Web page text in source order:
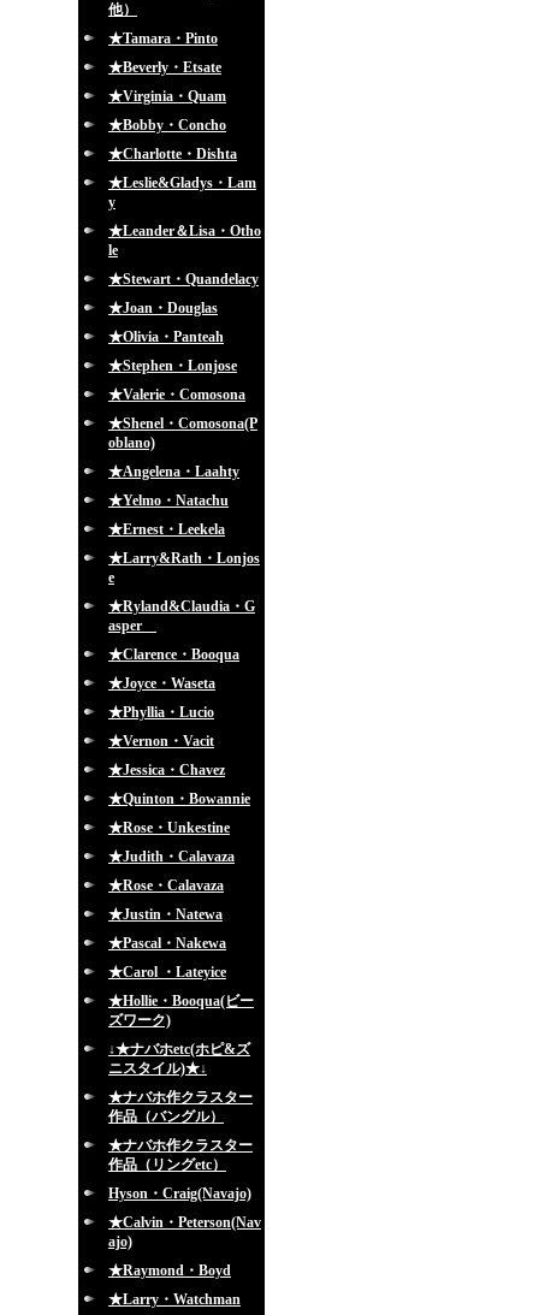
他）
★Tamara・Pinto
★Beverly・Etsate
★Virginia・Quam
★Bobby・Concho
★Charlotte・Dishta
★Leslie&Gladys・Lam
y
★Leander＆Lisa・Otho
le
★Stewart・Quandelacy
★Joan・Douglas
★Olivia・Panteah
★Stephen・Lonjose
★Valerie・Comosona
★Shenel・Comosona(P
oblano)
★Angelena・Laahty
★Yelmo・Natachu
★Ernest・Leekela
★Larry&Rath・Lonjos
e
★Ryland&Claudia・G
asper
★Clarence・Booqua
★Joyce・Waseta
★Phyllia・Lucio
★Vernon・Vacit
★Jessica・Chavez
★Quinton・Bowannie
★Rose・Unkestine
★Judith・Calavaza
★Rose・Calavaza
★Justin・Natewa
★Pascal・Nakewa
★Carol ・Lateyice
★Hollie・Booqua(ビー
ズワーク)
↓★ナバホetc(ホピ&ズ
ニスタイル)★↓
★ナバホ作クラスター
作品（バングル）
★ナバホ作クラスター
作品（リングetc）
Hyson・Craig(Navajo)
★Calvin・Peterson(Nav
ajo)
★Raymond・Boyd
★Larry・Watchman